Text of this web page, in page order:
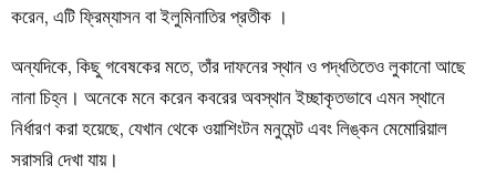
করেন, এটি ফ্রিম্যাসন বা ইলুমিনাতির প্রতীক ।
অন্যদিকে, কিছু গবেষকের মতে, তাঁর দাফনের স্থান ও পদ্ধতিতেও লুকানো আছে
নানা চিহ্ন। অনেকে মনে করেন কবরের অবস্থান ইচ্ছাকৃতভাবে এমন স্থানে
নির্ধারণ করা হয়েছে, যেখান থেকে ওয়াশিংটন মনুমেন্ট এবং লিঙ্কন মেমোরিয়াল
সরাসরি দেখা যায়।